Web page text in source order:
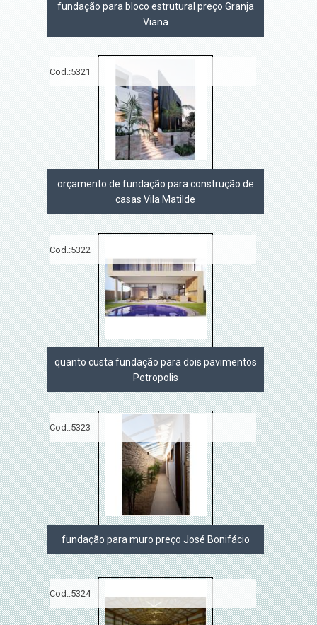
fundação para bloco estrutural preço Granja
Viana
Cod.:5321
orçamento de fundação para construção de
casas Vila Matilde
Cod.:5322
quanto custa fundação para dois pavimentos
Petropolis
Cod.:5323
fundação para muro preço José Bonifácio
Cod.:5324